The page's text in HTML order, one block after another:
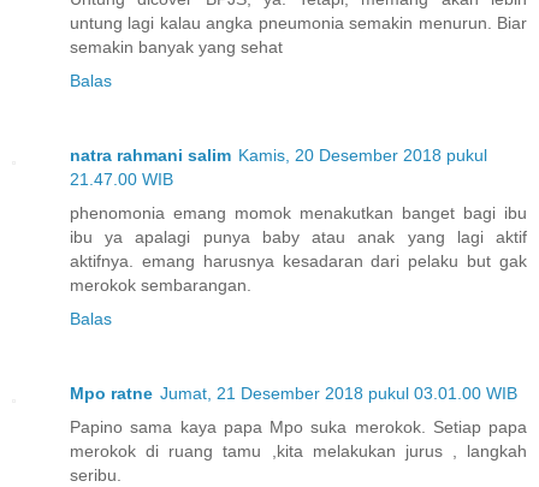
untung lagi kalau angka pneumonia semakin menurun. Biar
semakin banyak yang sehat
Balas
natra rahmani salim Kamis, 20 Desember 2018 pukul
21.47.00 WIB
phenomonia emang momok menakutkan banget bagi ibu
ibu ya apalagi punya baby atau anak yang lagi aktif
aktifnya. emang harusnya kesadaran dari pelaku but gak
merokok sembarangan.
Balas
Mpo ratne Jumat, 21 Desember 2018 pukul 03.01.00 WIB
Papino sama kaya papa Mpo suka merokok. Setiap papa
merokok di ruang tamu ,kita melakukan jurus , langkah
seribu.